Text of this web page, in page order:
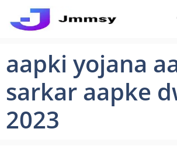
aapki yojana
sarkar aapke
2023